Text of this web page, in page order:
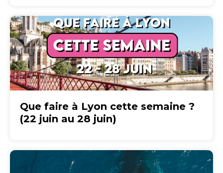
Que faire à Lyon cette semaine ?
(22 juin au 28 juin)